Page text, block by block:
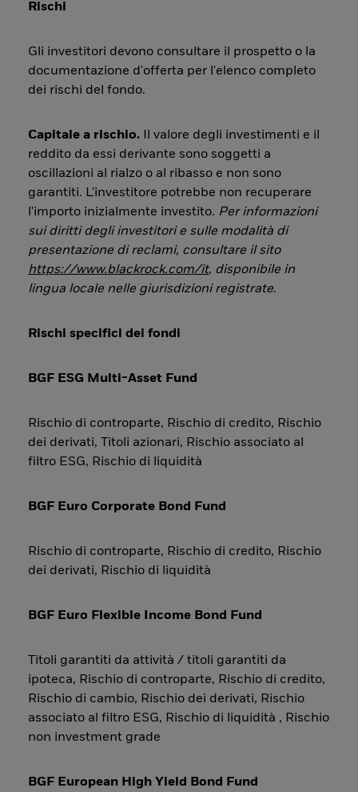
Rischi
Gli investitori devono consultare il prospetto o la
documentazione d'offerta per l'elenco completo
dei rischi del fondo.
Capitale a rischio. Il valore degli investimenti e il
reddito da essi derivante sono soggetti a
oscillazioni al rialzo o al ribasso e non sono
garantiti. L'investitore potrebbe non recuperare
l'importo inizialmente investito. Per informazioni
sui diritti degli investitori e sulle modalità di
presentazione di reclami, consultare il sito
https://www.blackrock.com/it, disponibile in
lingua locale nelle giurisdizioni registrate.
Rischi specifici dei fondi
BGF ESG Multi-Asset Fund
Rischio di controparte, Rischio di credito, Rischio
dei derivati, Titoli azionari, Rischio associato al
filtro ESG, Rischio di liquidità
BGF Euro Corporate Bond Fund
Rischio di controparte, Rischio di credito, Rischio
dei derivati, Rischio di liquidità
BGF Euro Flexible Income Bond Fund
Titoli garantiti da attività / titoli garantiti da
ipoteca, Rischio di controparte, Rischio di credito,
Rischio di cambio, Rischio dei derivati, Rischio
associato al filtro ESG, Rischio di liquidità , Rischio
non investment grade
BGF European High Yield Bond Fund